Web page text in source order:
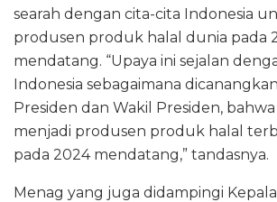
searah dengan cita-cita Indonesia
produsen produk halal dunia pada
mendatang. “Upaya ini sejalan
Indonesia sebagaimana
Presiden dan Wakil Presiden,
menjadi produsen produk halal
pada 2024 mendatang,” tandasnya.
Menag yang juga didampingi